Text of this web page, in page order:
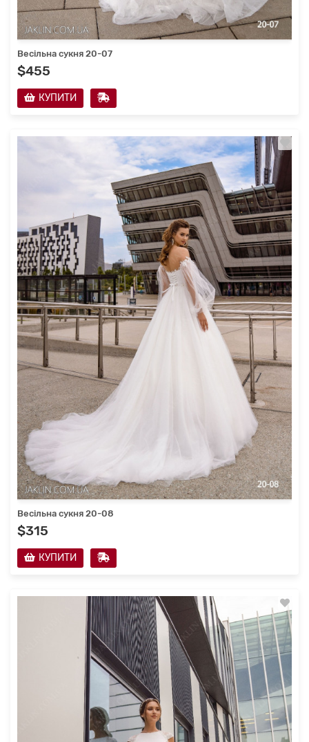
Весільна сукня 20-07
$455
КУПИТИ
Весільна сукня 20-08
$315
КУПИТИ